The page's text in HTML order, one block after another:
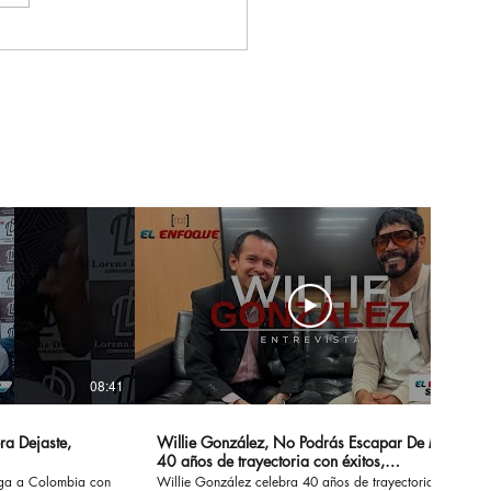
Colombia
08:41
Dejaste,
a Colombia con
Willie González, No Podrás Escapar De Mi -
40 años de trayectoria con éxitos,
sensualidad y erotismo
Willie González celebra 40 años de trayectoria